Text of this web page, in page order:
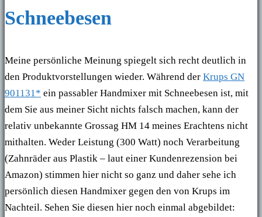
Schneebesen
Meine persönliche Meinung spiegelt sich recht deutlich in
den Produktvorstellungen wieder. Während der Krups GN
901131* ein passabler Handmixer mit Schneebesen ist, mit
dem Sie aus meiner Sicht nichts falsch machen, kann der
relativ unbekannte Grossag HM 14 meines Erachtens nicht
mithalten. Weder Leistung (300 Watt) noch Verarbeitung
(Zahnräder aus Plastik – laut einer Kundenrezension bei
Amazon) stimmen hier nicht so ganz und daher sehe ich
persönlich diesen Handmixer gegen den von Krups im
Nachteil. Sehen Sie diesen hier noch einmal abgebildet: